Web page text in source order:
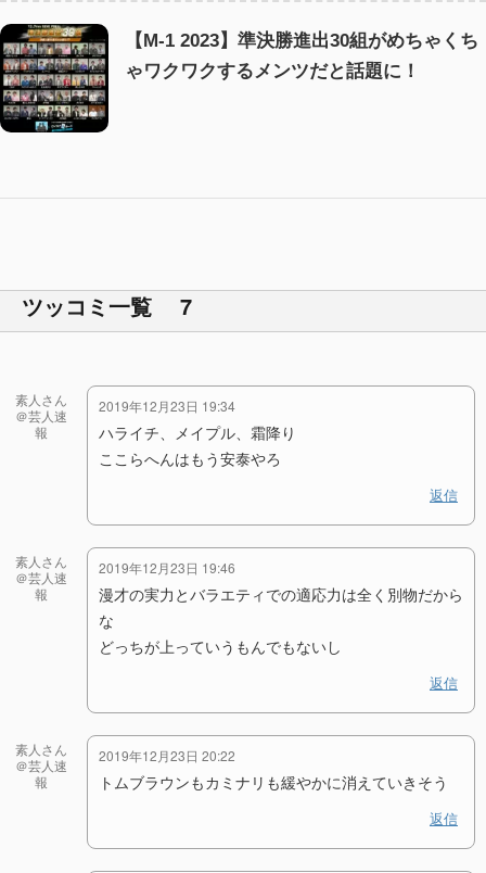
【M-1 2023】準決勝進出30組がめちゃくち
ゃワクワクするメンツだと話題に！
ツッコミ一覧 7
素人さん
＠芸人速
報
2019年12月23日 19:34
ハライチ、メイプル、霜降り
ここらへんはもう安泰やろ
返信
素人さん
＠芸人速
報
2019年12月23日 19:46
漫才の実力とバラエティでの適応力は全く別物だから
な
どっちが上っていうもんでもないし
返信
素人さん
＠芸人速
報
2019年12月23日 20:22
トムブラウンもカミナリも緩やかに消えていきそう
返信